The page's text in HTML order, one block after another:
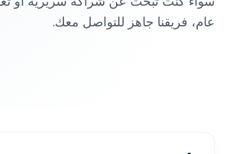
عام، فريقنا جاهز للتواصل معك.